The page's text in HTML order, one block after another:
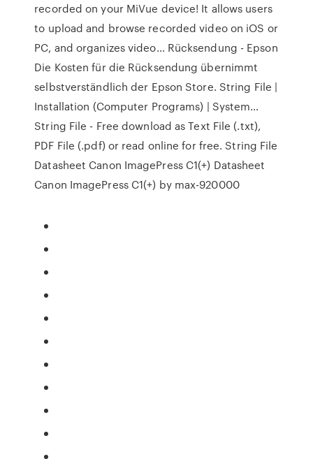
recorded on your MiVue device! It allows users
to upload and browse recorded video on iOS or
PC, and organizes video… Rücksendung - Epson
Die Kosten für die Rücksendung übernimmt
selbstverständlich der Epson Store. String File |
Installation (Computer Programs) | System…
String File - Free download as Text File (.txt),
PDF File (.pdf) or read online for free. String File
Datasheet Canon ImagePress C1(+) Datasheet
Canon ImagePress C1(+) by max-920000